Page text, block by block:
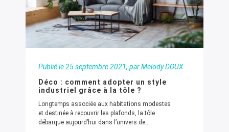
Publié le25 septembre 2021, par Melody DOUX
Déco : comment adopter un style
industriel grâce à la tôle ?
Longtemps associée aux habitations modestes
et destinée à recouvrir les plafonds, la tôle
débarque aujourd’hui dans l’univers de...